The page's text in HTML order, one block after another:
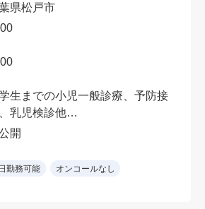
県松戸市
生までの小児一般診療、予防接
乳児検診他
者数：60~80名程度/日
開
勤務可能 オンコールなし